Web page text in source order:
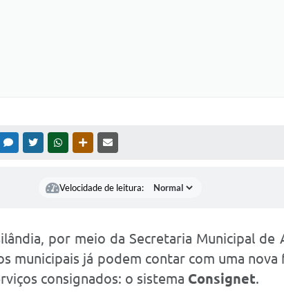
MESSENGER
TWITTERWHATSAPPOUTRAS MÍDIAS
Velocidade de leitura:
por meio da Secretaria Municipal
municipais já podem contar com uma
consignados: o sistema Consignet.